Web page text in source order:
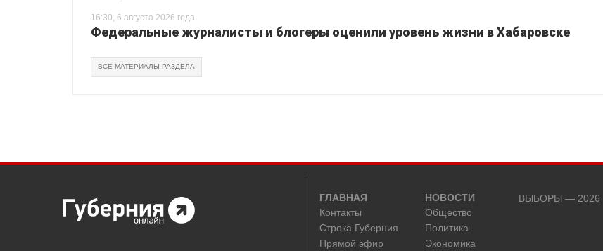
16:30, 6 августа 2026 года
Федеральные журналисты и блогеры оценили уровень жизни в Хабаровске
ВСЕ МАТЕРИАЛЫ РАЗДЕЛА
ГЛАВНАЯ
Контакты
Строка.Губерния
Прямой эфир
НОВОСТИ
Общество
Политика
Экономика
ВЫБОРЫ — 2026